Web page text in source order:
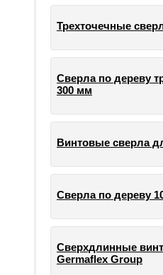
Трехточечные
Сверла по дереву
300 мм
Винтовые сверла
Сверла по дереву
Сверхдлинные
Germaflex Group